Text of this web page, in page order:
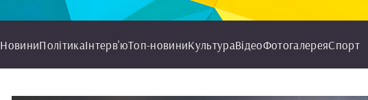
НовиниПолітикаІнтерв'юТоп-новиниКультураВідеоФотогалереяСпорт